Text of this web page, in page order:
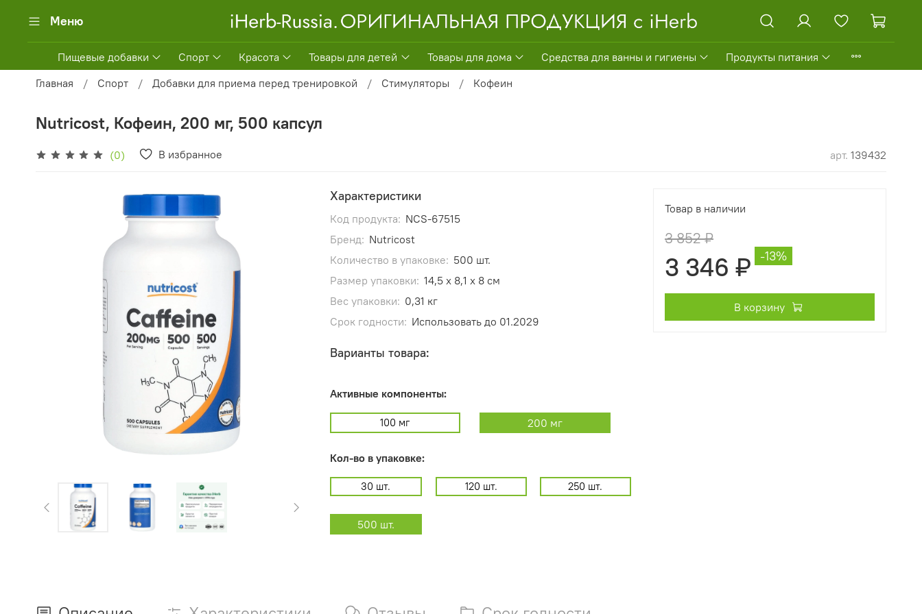
Меню
Пищевые добавки Спорт Красота Товары для детей Товары для дома Средства для ванны и гигиены
Продукты питания
Главная
Спорт Добавки для приема перед тренировкой Стимуляторы Кофеин
Nutricost, Кофеин, 200 мг, 500 капсул
(0) В избранное арт. 139432
Характеристики
Код продукта: NCS-67515
Бренд: Nutricost
Количество в упаковке: 500 шт.
Размер упаковки: 14,5 x 8,1 x 8 см
Вес упаковки: 0,31 кг
Срок годности: Использовать до 01.2029
Варианты товара:
Активные компоненты:
100 мг 200 мг
Кол-во в упаковке:
30 шт. 120 шт. 250 шт.
500 шт.
Товар в наличии
3 852 ₽
3 346 ₽ -13%
В корзину